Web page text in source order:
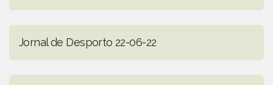
Jornal de Desporto 22-06-22